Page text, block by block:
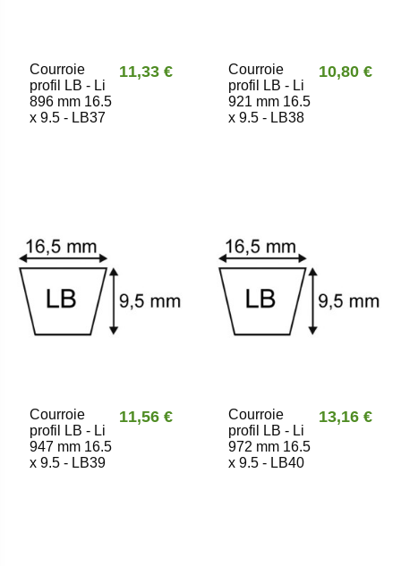
Courroie
profil LB - Li
896 mm 16.5
x 9.5 - LB37
11,33 €
Courroie
profil LB - Li
921 mm 16.5
x 9.5 - LB38
10,80 €
Courroie
profil LB - Li
947 mm 16.5
x 9.5 - LB39
11,56 €
Courroie
profil LB - Li
972 mm 16.5
x 9.5 - LB40
13,16 €